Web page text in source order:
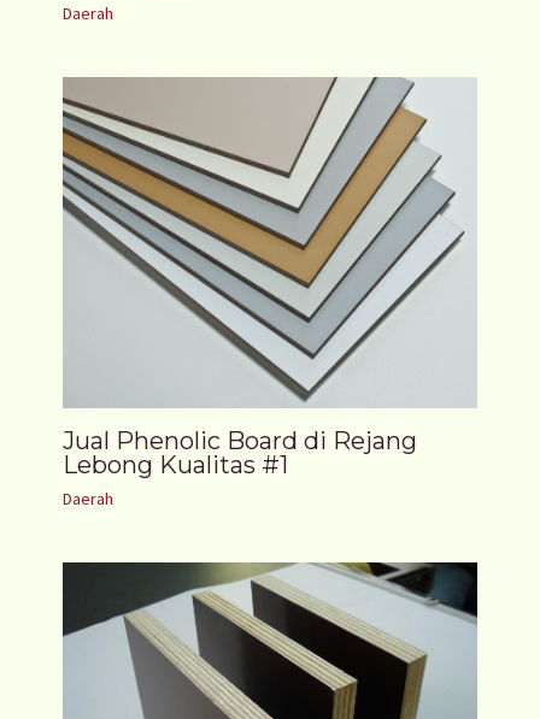
Daerah
Jual Phenolic Board di Rejang
Lebong Kualitas #1
Daerah